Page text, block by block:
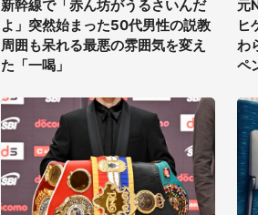
新幹線で「赤ん坊がうるさいんだ
よ」突然始まった50代男性の説教
周囲も呆れる最悪の雰囲気を変え
た「一喝」
元
ヒ
わ
ペ